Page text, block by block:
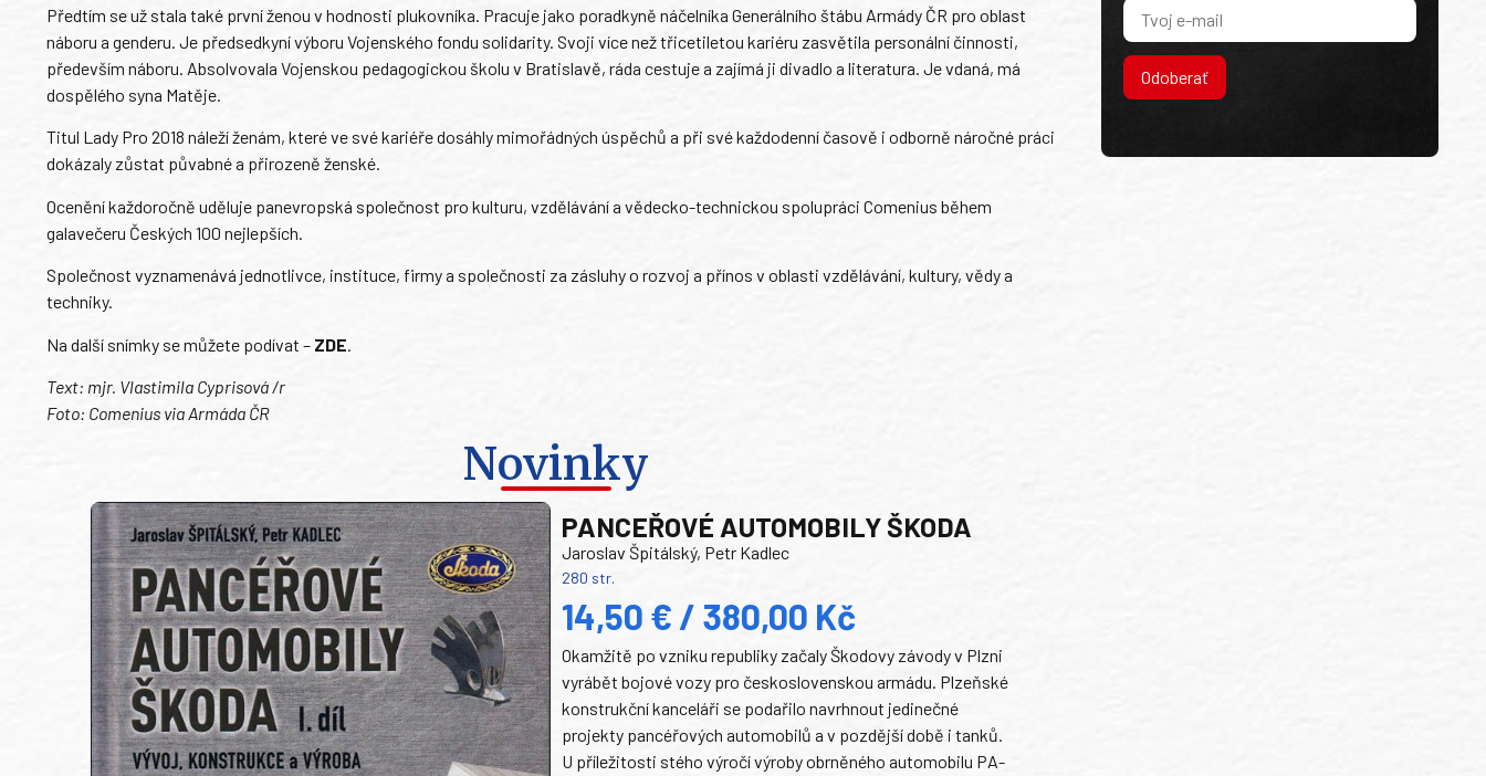
Předtím se už stala také první ženou v hodnosti plukovníka. Pracuje jako poradkyně náčelníka Generálního štábu Armády ČR pro oblast
náboru a genderu. Je předsedkyní výboru Vojenského fondu solidarity. Svoji více než třicetiletou kariéru zasvětila personální činnosti,
především náboru. Absolvovala Vojenskou pedagogickou školu v Bratislavě, ráda cestuje a zajímá ji divadlo a literatura. Je vdaná, má
dospělého syna Matěje.
Titul Lady Pro 2018 náleží ženám, které ve své kariéře dosáhly mimořádných úspěchů a při své každodenní časově i odborně náročné práci
dokázaly zůstat půvabné a přirozeně ženské.
Ocenění každoročně uděluje panevropská společnost pro kulturu, vzdělávání a vědecko-technickou spolupráci Comenius během
galavečeru Českých 100 nejlepších.
Společnost vyznamenává jednotlivce, instituce, firmy a společnosti za zásluhy o rozvoj a přínos v oblasti vzdělávání, kultury, vědy a
techniky.
Na další snímky se můžete podívat – ZDE
Text: mjr. Vlastimila Cyprisová /r
Foto: Comenius via Armáda ČR
Novinky
PANCEŘOVÉ AUTOMOBILY ŠKODA
Jaroslav Špitálský, Petr Kadlec
280 str.
14,50 € / 380,00 Kč
Okamžitě po vzniku republiky začaly Škodovy závody v Plzni
vyrábět bojové vozy pro československou armádu. Plzeňské
konstrukční kanceláři se podařilo navrhnout jedinečné
projekty pancéřových automobilů a v pozdější době i tanků.
U příležitosti stého výročí výroby obrněného automobilu PA-
Odoberať